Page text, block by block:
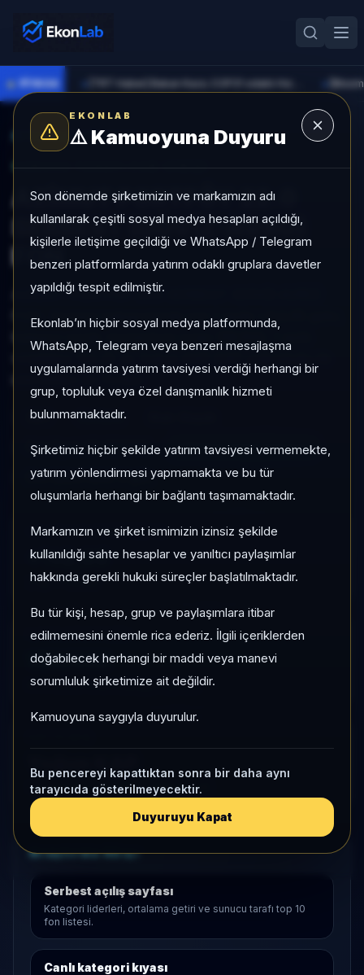
EKONLAB
⚠️Kamuoyuna Duyuru
Son dönemde şirketimizin ve markamızın adı
kullanılarak çeşitli sosyal medya hesapları açıldığı,
kişilerle iletişime geçildiği ve WhatsApp / Telegram
benzeri platformlarda yatırım odaklı gruplara davetler
yapıldığı tespit edilmiştir.
Ekonlab’ın hiçbir sosyal medya platformunda,
WhatsApp, Telegram veya benzeri mesajlaşma
uygulamalarında yatırım tavsiyesi verdiği herhangi bir
grup, topluluk veya özel danışmanlık hizmeti
bulunmamaktadır.
Şirketimiz hiçbir şekilde yatırım tavsiyesi vermemekte,
yatırım yönlendirmesi yapmamakta ve bu tür
oluşumlarla herhangi bir bağlantı taşımamaktadır.
Markamızın ve şirket ismimizin izinsiz şekilde
kullanıldığı sahte hesaplar ve yanıltıcı paylaşımlar
hakkında gerekli hukuki süreçler başlatılmaktadır.
Bu tür kişi, hesap, grup ve paylaşımlara itibar
edilmemesini önemle rica ederiz. İlgili içeriklerden
doğabilecek herhangi bir maddi veya manevi
sorumluluk şirketimize ait değildir.
Kamuoyuna saygıyla duyurulur.
Bu pencereyi kapattıktan sonra bir daha aynı
tarayıcıda gösterilmeyecektir.
Duyuruyu Kapat
● PİYASA
AI Fon Radar Serbest
SUNUCU TARAFI FON GIRIŞI
AZİMUT PORTFÖY 22.0
SERBEST (DÖVİZ-AVRO)
FON
AZİMUT PORTFÖY 22.0 SERBEST (DÖVİZ-AVRO)
FON, Serbest kategorisinde son 1 ayda +%2,95 getiri,
kategori içinde momentum sırası 158/932, 1 aylık
izlenebilen bir fondur.
ZMT Serbest
Son fiyat: 62,390770 TEFAS'ta İşlem Görüyor
Son işlem farkı:0 gün
1 AY VE 3 AY PERFORMANS
+%2,95
3 Ay:+%5,09
KATEGORI KONUMU
158/932
Momentum bazlı kategori içi sıra
Yoğun KAP
1 ay net akış-11,4 Mn• Yatırımcı20
Araştırma Akışı
Serbest açılış sayfası
Kategori liderleri, ortalama getiri ve sunucu tarafı top 10
fon listesi.
Canlı kategori kıyası